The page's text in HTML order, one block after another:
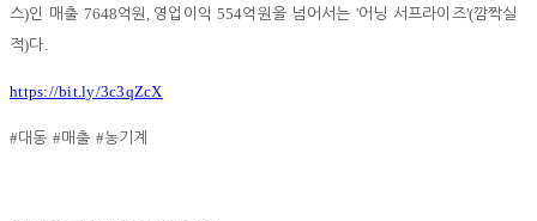
스)인 매출 7648억원 , 영업이익554억원을 넘어서는 '어닝 서프라이즈'(깜짝실
적)다.
https://bit.ly/3c3qZcX
#대동 #매출 #농기계